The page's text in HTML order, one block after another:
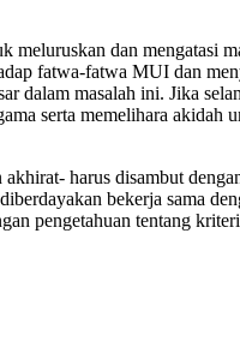
dan mengatasi
fatwa-fatwa MUI dan
dalam masalah ini. Jika
serta memelihara
harus disambut
bekerja sama
pengetahuan tentang